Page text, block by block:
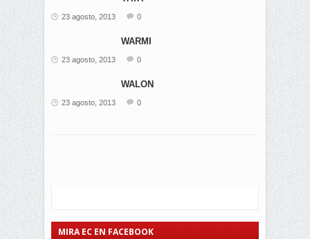
23 agosto, 2013 0
WARMI
23 agosto, 2013 0
WALON
23 agosto, 2013 0
MIRA EC EN FACEBOOK